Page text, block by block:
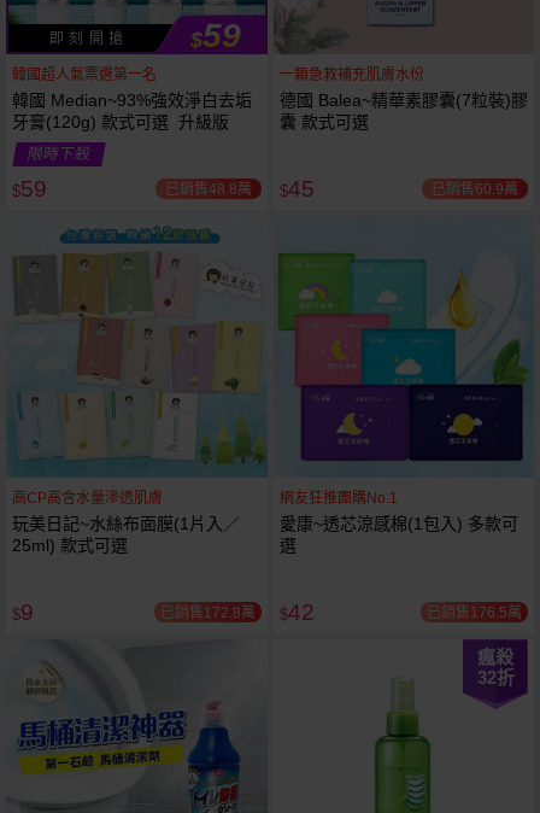
即 刻 開 搶 $59
韓國超人氣票選第一名
韓國 Median~93%強效淨白去垢
牙膏(120g) 款式可選 升級版
限時下殺
$59 已銷售48.8萬
一顆急救補充肌膚水份
德國 Balea~精華素膠囊(7粒裝)膠
囊 款式可選
$45 已銷售60.9萬
高CP高含水量滲透肌膚
玩美日記~水絲布面膜(1片入／
25ml) 款式可選
$9 已銷售172.8萬
網友狂推團購No.1
愛康~透芯涼感棉(1包入) 多款可
選
$42 已銷售176.5萬
瘋殺
32折